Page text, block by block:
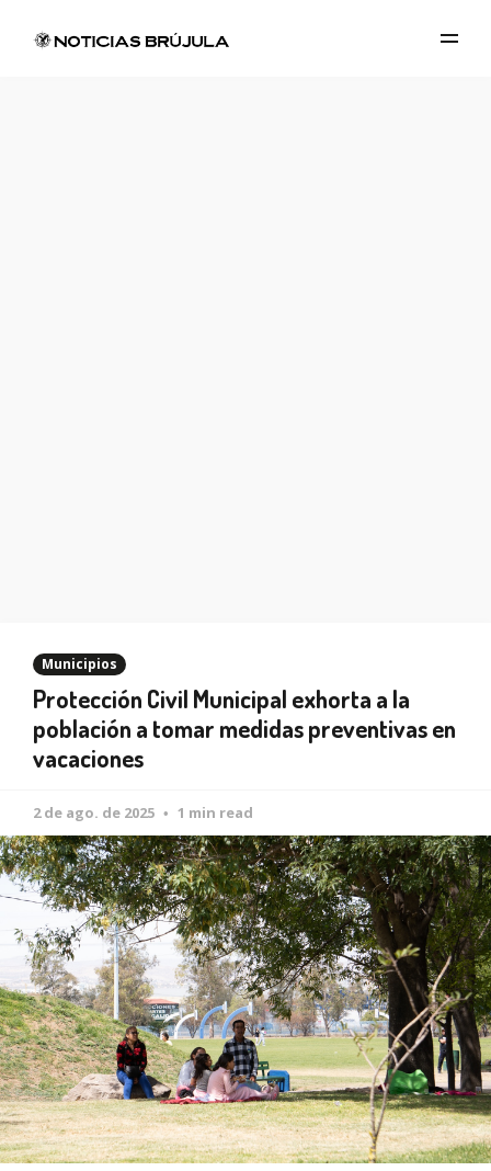
Municipios
Protección Civil Municipal exhorta a la
población a tomar medidas preventivas en
vacaciones
2 de ago. de 2025 1 min read